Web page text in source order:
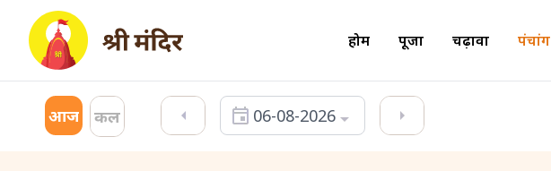
होम पूजा चढ़ावा पंचांग
आज कल 06-08-2026